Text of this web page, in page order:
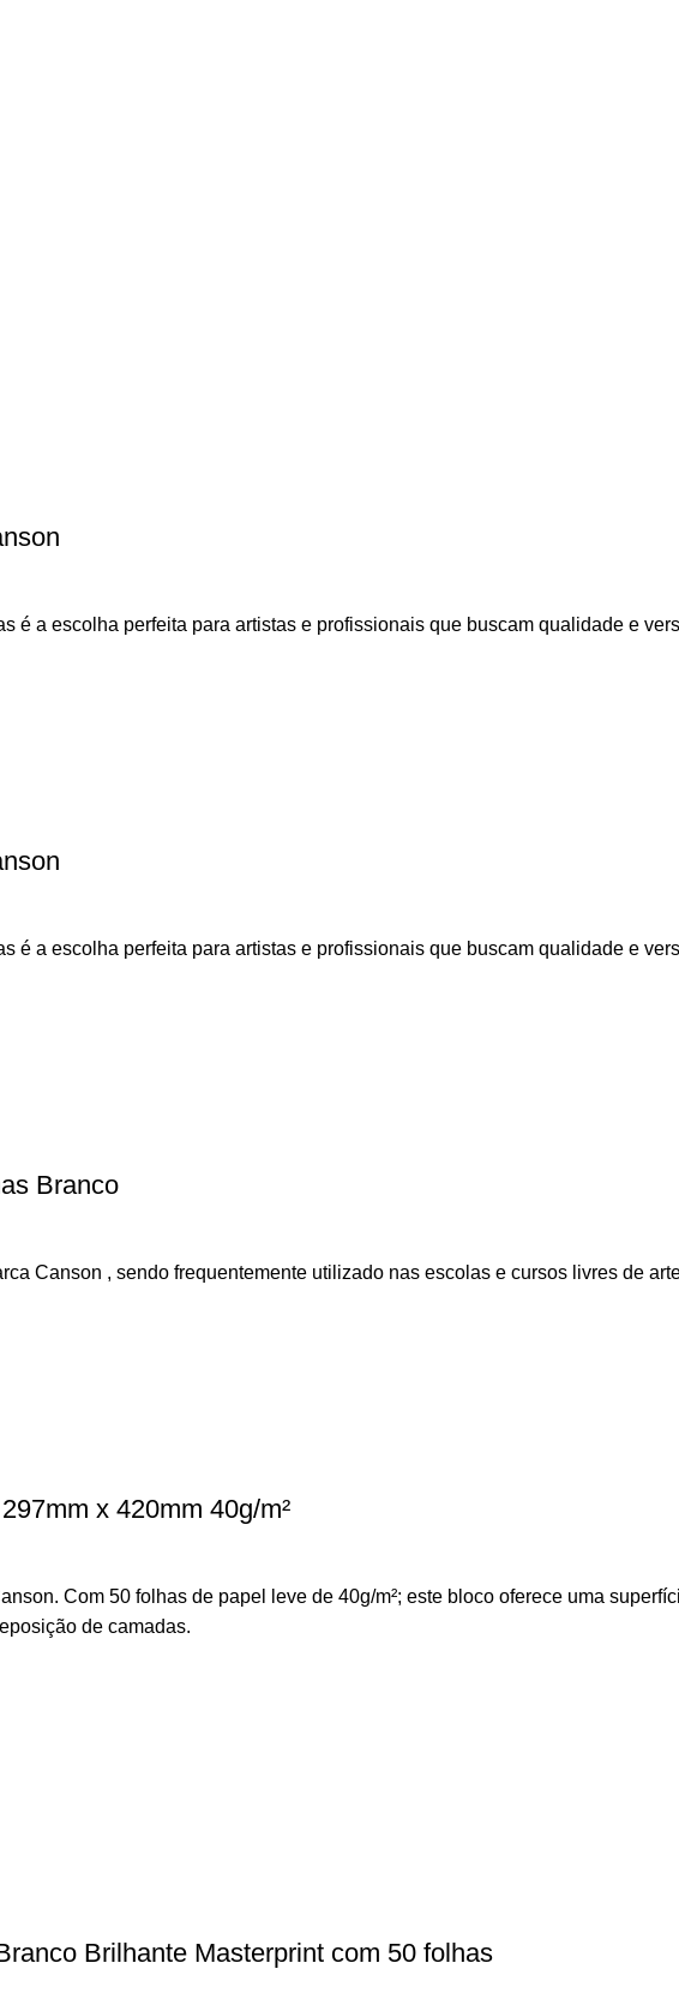
é a escolha perfeita para artistas e profissionais que buscam qualidade e
é a escolha perfeita para artistas e profissionais que buscam qualidade e
Branco
Canson , sendo frequentemente utilizado nas escolas e cursos livres de
x 420mm 40g/m²
Com 50 folhas de papel leve de 40g/m²; este bloco oferece uma
de camadas.
Brilhante Masterprint com 50 folhas